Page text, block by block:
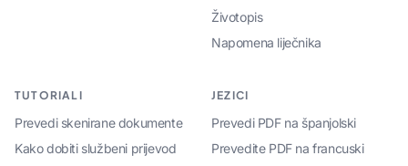
Životopis
Napomena liječnika
TUTORIALI
Prevedi skenirane dokumente
Kako dobiti službeni prijevod
JEZICI
Prevedi PDF na španjolski
Prevedite PDF na francuski